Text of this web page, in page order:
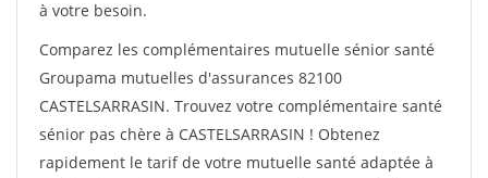
à votre besoin.
Comparez les complémentaires mutuelle sénior santé
Groupama mutuelles d'assurances 82100
CASTELSARRASIN. Trouvez votre complémentaire santé
sénior pas chère à CASTELSARRASIN ! Obtenez
rapidement le tarif de votre mutuelle santé adaptée à